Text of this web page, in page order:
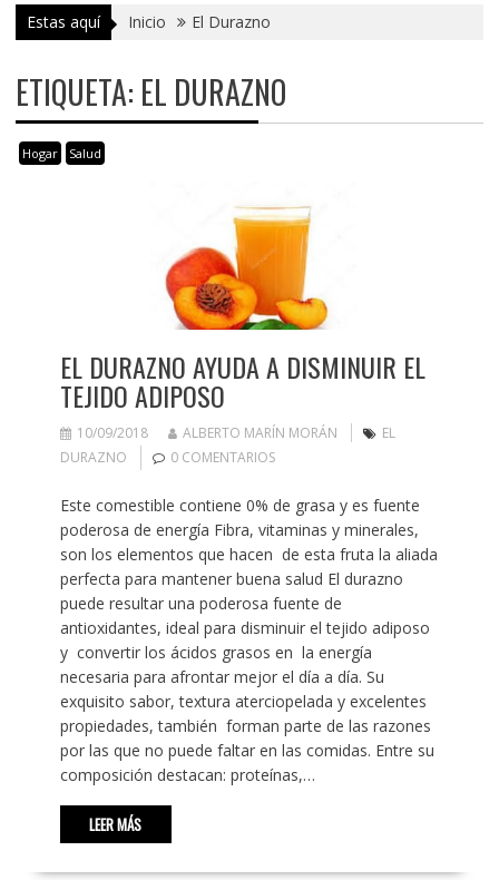
Estas aquí Inicio El Durazno
ETIQUETA: EL DURAZNO
Hogar Salud
EL DURAZNO AYUDA A DISMINUIR EL
TEJIDO ADIPOSO
10/09/2018 ALBERTO MARÍN MORÁN
EL
DURAZNO
0 COMENTARIOS
Este comestible contiene 0% de grasa y es fuente
poderosa de energía Fibra, vitaminas y minerales,
son los elementos que hacen de esta fruta la aliada
perfecta para mantener buena salud El durazno
puede resultar una poderosa fuente de
antioxidantes, ideal para disminuir el tejido adiposo
y convertir los ácidos grasos en la energía
necesaria para afrontar mejor el día a día. Su
exquisito sabor, textura aterciopelada y excelentes
propiedades, también forman parte de las razones
por las que no puede faltar en las comidas. Entre su
composición destacan: proteínas,…
LEER MÁS